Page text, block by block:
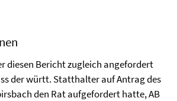
diesen Bericht zugleich angefordert
der württ. Statthalter auf Antrag des
den Rat aufgefordert hatte, AB